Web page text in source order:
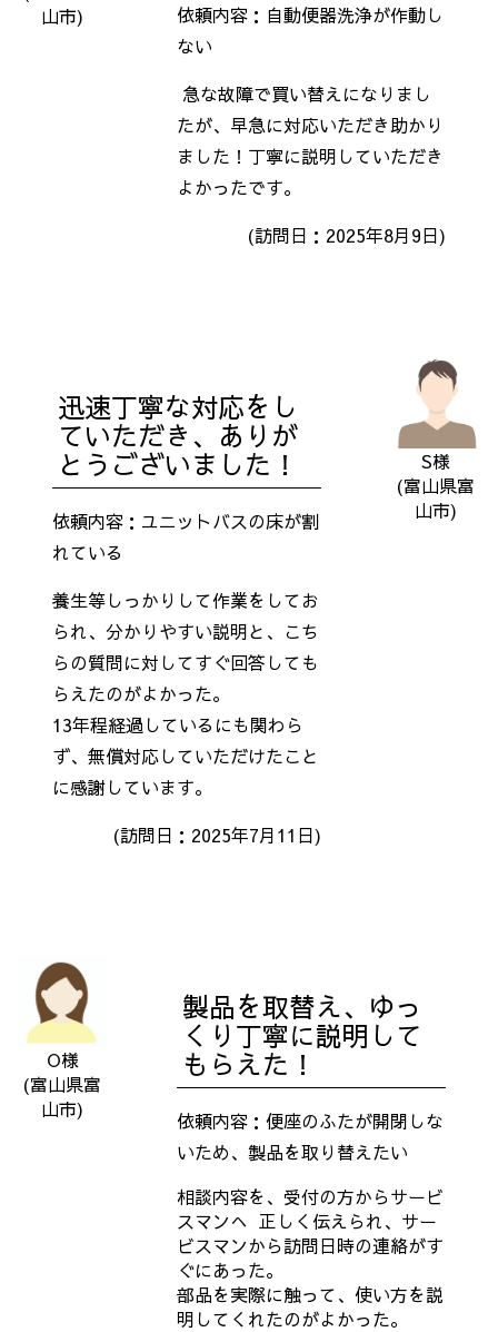
山市)
依頼内容：自動便器洗浄が作動し
ない
急な故障で買い替えになりまし
たが、早急に対応いただき助かり
ました！丁寧に説明していただき
よかったです。
(訪問日：2025年8月9日)
S様
(富山県富
山市)
迅速丁寧な対応をし
ていただき、ありが
とうございました！
依頼内容：ユニットバスの床が割
れている
養生等しっかりして作業をしてお
られ、分かりやすい説明と、こち
らの質問に対してすぐ回答しても
らえたのがよかった。
13年程経過しているにも関わら
ず、無償対応していただけたこと
に感謝しています。
(訪問日：2025年7月11日)
O様
(富山県富
山市)
製品を取替え、ゆっ
くり丁寧に説明して
もらえた！
依頼内容：便座のふたが開閉しな
いため、製品を取り替えたい
相談内容を、受付の方からサービ
スマンへ 正しく伝えられ、サー
ビスマンから訪問日時の連絡がす
ぐにあった。
部品を実際に触って、使い方を説
明してくれたのがよかった。